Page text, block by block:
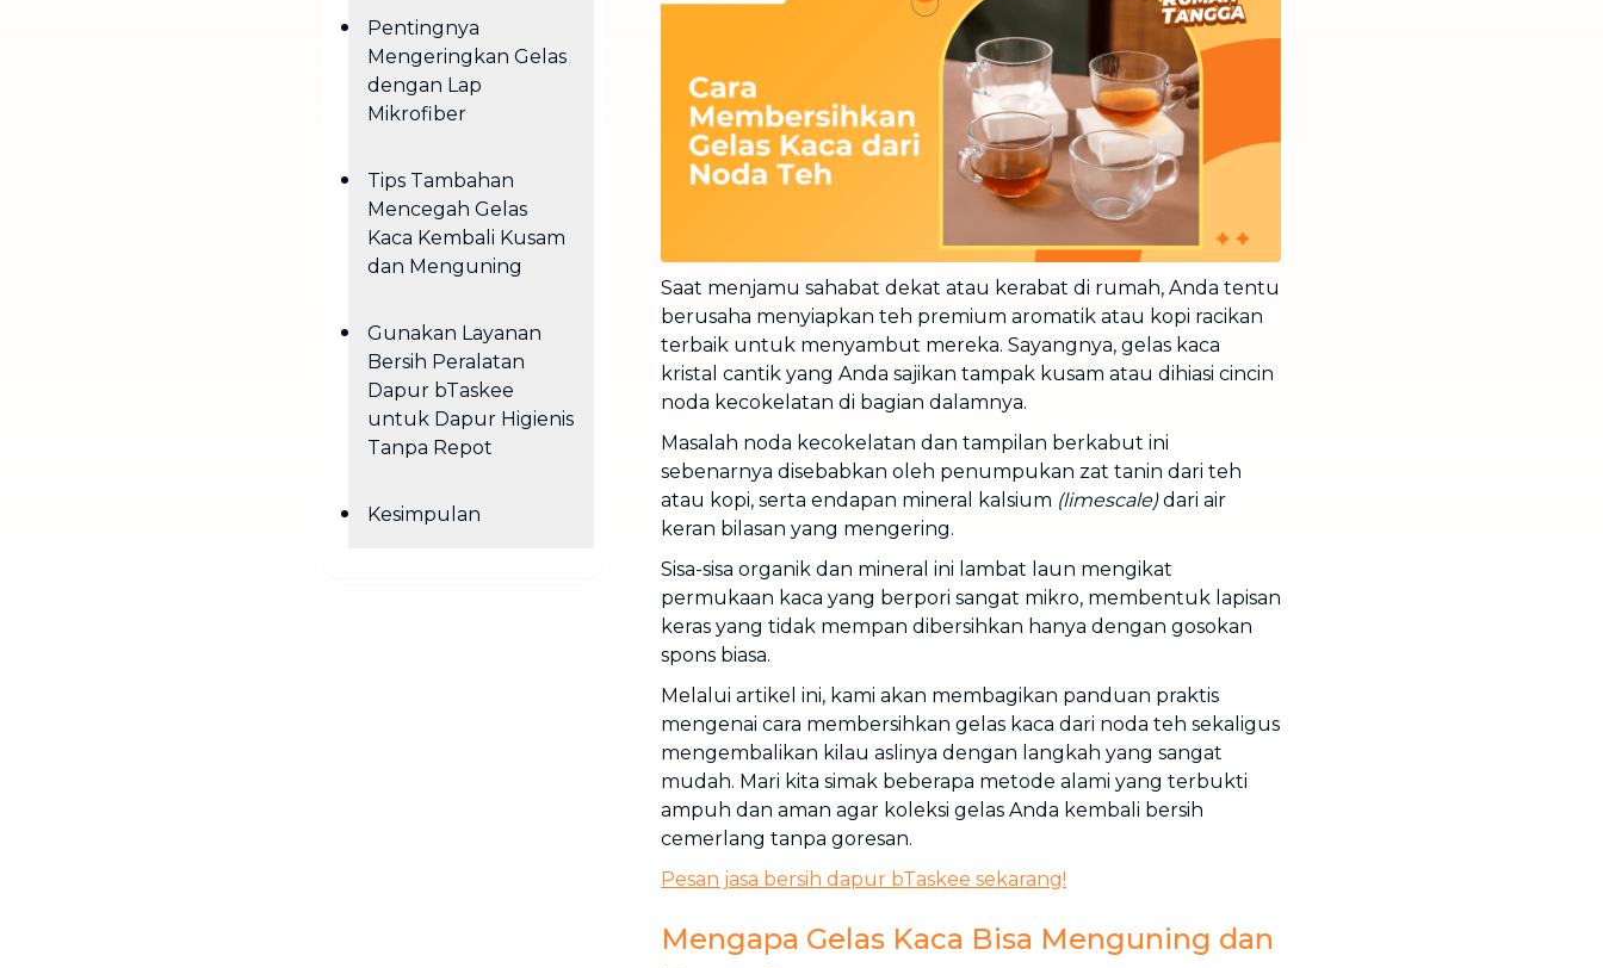
Cuci Sofa & Kasur
Layanan pembersihan sofa, kasur,
gorden, dan karpet profesional
Pindahan Rumah
Layanan pindahan dan relokasi
rumah secara menyeluruh
Pentingnya
Mengeringkan Gelas
dengan Lap
Mikrofiber
Tips Tambahan
Mencegah Gelas
Kaca Kembali Kusam
dan Menguning
Gunakan Layanan
Bersih Peralatan
Dapur bTaskee
untuk Dapur Higienis
Tanpa Repot
Kesimpulan
Saat menjamu sahabat dekat atau kerabat di rumah, Anda tentu
berusaha menyiapkan teh premium aromatik atau kopi racikan
terbaik untuk menyambut mereka. Sayangnya, gelas kaca
kristal cantik yang Anda sajikan tampak kusam atau dihiasi cincin
noda kecokelatan di bagian dalamnya.
Masalah noda kecokelatan dan tampilan berkabut ini
sebenarnya disebabkan oleh penumpukan zat tanin dari teh
atau kopi, serta endapan mineral kalsium (limescale)dari air
keran bilasan yang mengering.
Sisa-sisa organik dan mineral ini lambat laun mengikat
permukaan kaca yang berpori sangat mikro, membentuk lapisan
keras yang tidak mempan dibersihkan hanya dengan gosokan
spons biasa.
Melalui artikel ini, kami akan membagikan panduan praktis
mengenai cara membersihkan gelas kaca dari noda teh sekaligus
mengembalikan kilau aslinya dengan langkah yang sangat
mudah. Mari kita simak beberapa metode alami yang terbukti
ampuh dan aman agar koleksi gelas Anda kembali bersih
cemerlang tanpa goresan.
Pesan jasa bersih dapur bTaskee sekarang!
Mengapa Gelas Kaca Bisa Menguning dan